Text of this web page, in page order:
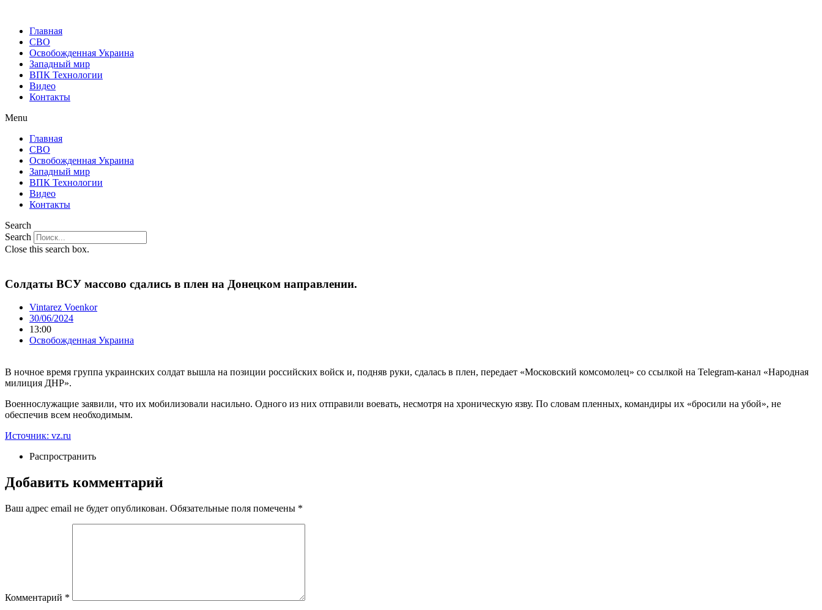
Главная
СВО
Освобожденная Украина
Западный мир
ВПК Технологии
Видео
Контакты
Menu
Главная
СВО
Освобожденная Украина
Западный мир
ВПК Технологии
Видео
Контакты
Search
Search
Close this search box.
Солдаты ВСУ массово сдались в плен на Донецком направлении.
Vintarez Voenkor
30/06/2024
13:00
Освобожденная Украина
В ночное время группа украинских солдат вышла на позиции российских войск и, подняв руки, сдалась в плен, передает «Московский комсомолец» со ссылкой на Telegram-канал «Народная
милиция ДНР».
Военнослужащие заявили, что их мобилизовали насильно. Одного из них отправили воевать, несмотря на хроническую язву. По словам пленных, командиры их «бросили на убой», не
обеспечив всем необходимым.
Источник: vz.ru
Распространить
Добавить комментарий
Ваш адрес email не будет опубликован. Обязательные поля помечены *
Комментарий *